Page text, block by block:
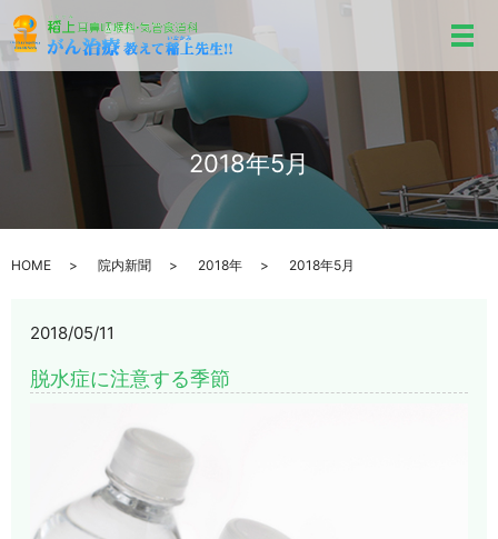
メ
2018年5月
HOME 院内新聞 2018年 2018年5月
2018/05/11
脱水症に注意する季節